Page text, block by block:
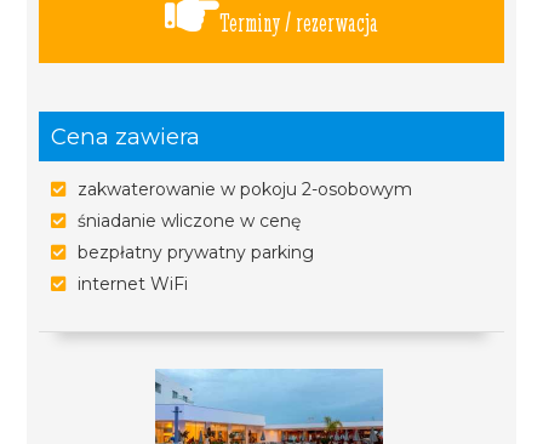
Terminy / rezerwacja
Cena zawiera
zakwaterowanie w pokoju 2-osobowym
śniadanie wliczone w cenę
bezpłatny prywatny parking
internet WiFi